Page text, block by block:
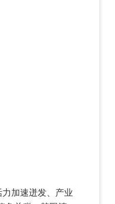
加速迸发、产业